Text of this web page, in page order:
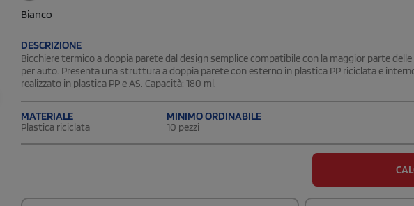
Bianco
DESCRIZIONE
Bicchiere termico a doppia parete dal design semplice compatibile con la maggior parte
per auto. Presenta una struttura a doppia parete con esterno in plastica PP riciclata e
realizzato in plastica PP e AS. Capacità: 180 ml.
MATERIALE
Plastica riciclata
MINIMO ORDINABILE
10 pezzi